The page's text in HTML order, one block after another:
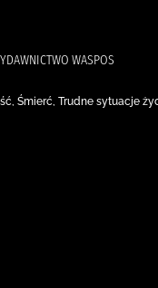
WASPOS
Śmierć, Trudne sytuacje